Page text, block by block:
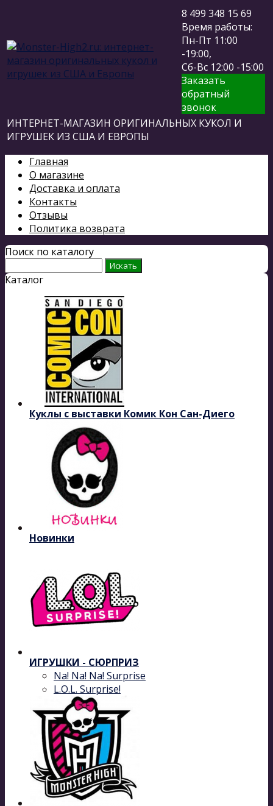
8 499 348 15 69
Время работы:
Пн-Пт 11:00
-19:00,
Сб-Вс 12:00 -15:00
Заказать
обратный
звонок
ИНТЕРНЕТ-МАГАЗИН ОРИГИНАЛЬНЫХ КУКОЛ И
ИГРУШЕК ИЗ США И ЕВРОПЫ
Главная
О магазине
Доставка и оплата
Контакты
Отзывы
Политика возврата
Поиск по каталогу
Каталог
Куклы с выставки Комик Кон Сан-Диего
Новинки
ИГРУШКИ - СЮРПРИЗ
Na! Na! Na! Surprise
L.O.L. Surprise!